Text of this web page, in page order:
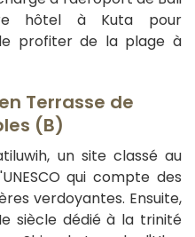
hôtel à Kuta pour
profiter de la plage à
Terrasse de
(B)
un site classé au
qui compte des
verdoyantes. Ensuite,
siècle dédié à la trinité